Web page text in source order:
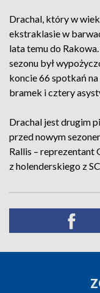
Drachal, który w
ekstraklasie w
lata temu do
sezonu był
koncie 66 spotkań
bramek i cztery
Drachal jest drugim
przed nowym
Rallis – reprezentant
z holenderskiego z